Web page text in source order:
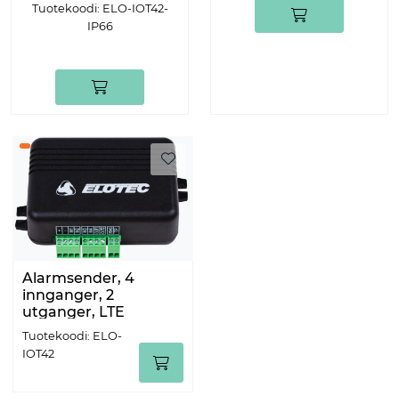
Tuotekoodi: ELO-IOT42-
IP66
Alarmsender, 4
innganger, 2
utganger, LTE
Tuotekoodi: ELO-
IOT42